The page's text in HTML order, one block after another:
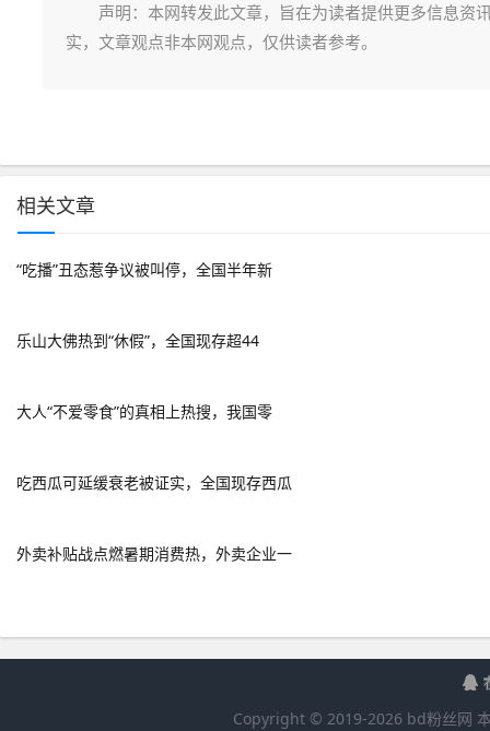
声明：本网转发此文章，旨在为读者提供更多信息资
实，文章观点非本网观点，仅供读者参考。
相关文章
“吃播”丑态惹争议被叫停，全国半年新
乐山大佛热到“休假”，全国现存超44
大人“不爱零食”的真相上热搜，我国零
吃西瓜可延缓衰老被证实，全国现存西瓜
外卖补贴战点燃暑期消费热，外卖企业一
Copyright © 2019-2026 bd粉丝网